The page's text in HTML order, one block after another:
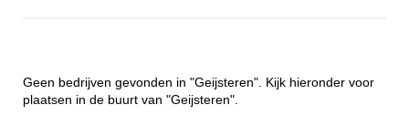
Geen bedrijven gevonden in "Geijsteren". Kijk hieronder voor
plaatsen in de buurt van "Geijsteren".